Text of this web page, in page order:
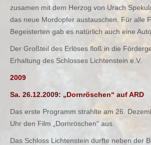
zusamen mit dem Herzog von Urach
das neue Mordopfer austauschen. Für alle
Begeisterten gab es natürlich auch eine
Der Großteil des Erlöses floß in die
Erhaltung des Schlosses Lichtenstein e.V.
2009
Sa. 26.12.2009: „Dornröschen“ auf ARD
Das erste Programm strahlte am 26.
Uhr den Film „Dornröschen“ aus.
Das Schloss Lichtenstein durfte neben der